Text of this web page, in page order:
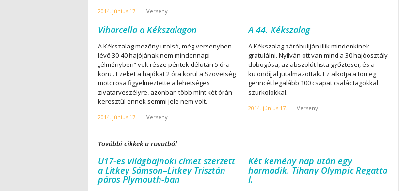
2014. június 17. - Verseny
Viharcella a Kékszalagon
A Kékszalag mezőny utolsó, még versenyben
lévő 30-40 hajójának nem mindennapi
„élményben” volt része péntek délután 5 óra
körül. Ezeket a hajókat 2 óra körül a Szövetség
motorosa figyelmeztette a lehetséges
zivatarveszélyre, azonban több mint két órán
keresztül ennek semmi jele nem volt.
2014. június 17. - Verseny
A 44. Kékszalag
A Kékszalag záróbuliján illik mindenkinek
gratulálni. Nyilván ott van mind a 30 hajóosztály
dobogósa, az abszolút lista győztesei, és a
különdíjjal jutalmazottak. Ez alkotja a tömeg
gerincét legalább 100 csapat családtagokkal
szurkolókkal.
2014. június 17. - Verseny
További cikkek a rovatból
U17-es világbajnoki címet szerzett
a Litkey Sámson–Litkey Trisztán
páros Plymouth-ban
Két kemény nap után egy
harmadik. Tihany Olympic Regatta
I.